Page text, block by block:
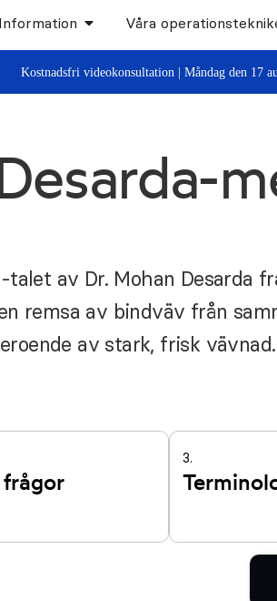
Information Våra
Kostnadsfri videokonsultation | Måndag den 17
av Dr. Mohan Desarda
remsa av bindväv från
av stark, frisk
3.